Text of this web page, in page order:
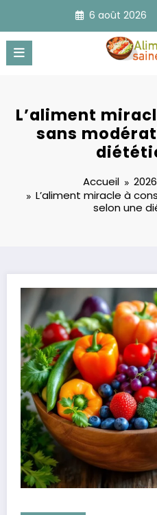
contenu
6 août 2026
L’aliment
sans
Accueil 2026
L’aliment miracle à
selon une